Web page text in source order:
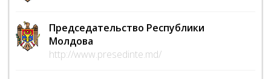
Председательство Республики
Молдова
http://www.presedinte.md/